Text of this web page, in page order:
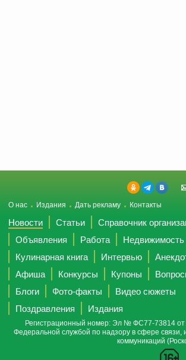
О нас Издания Дать рекламу Контакты
Новости Статьи
Справочник
Объявления
Работа
Недвижимость
Кулинарная книга
Интервью
Афиша
Конкурсы Купоны
Блоги
Фото-факты
Видео сюжеты
Поздравления
Издания
Регистрационный номер: Эл № ФС77-73814 от
Федеральной службой по надзору в сфере
коммуникаций